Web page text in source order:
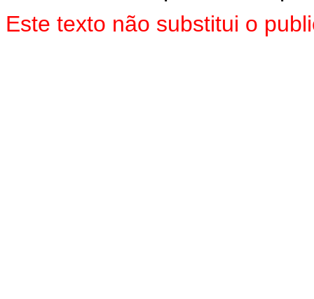
Este texto não substitui o